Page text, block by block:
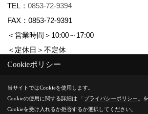
TEL： 0853-72-9394
FAX：0853-72-9391
＜営業時間＞10:00～17:00
＜定休日＞不定休
Copyright (c) 株式会社大倉ホーム. All Rights
Produced byゴデスクリエイト
Cookieポリシー
当サイトではCookieを使用します。
Cookieの使用に関する詳細は 「プライバシーポリシー 」
Cookieを受け入れるか拒否するか選択してください。